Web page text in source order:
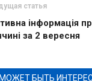
статья
інформація
за 2 вересня
БЫТЬ